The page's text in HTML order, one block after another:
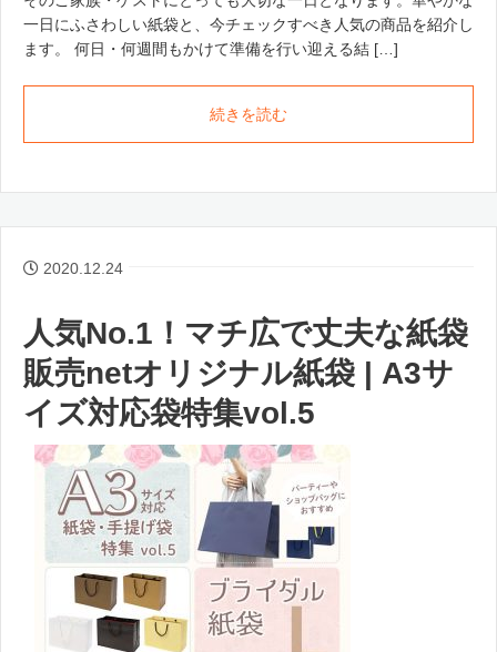
一日にふさわしい紙袋と、今チェックすべき人気の商品を紹介し
ます。 何日・何週間もかけて準備を行い迎える結 […]
続きを読む
2020.12.24
人気No.1！マチ広で丈夫な紙袋
販売netオリジナル紙袋 | A3サ
イズ対応袋特集vol.5